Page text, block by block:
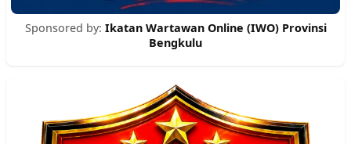
Sponsored by: Ikatan Wartawan Online (IWO) Provinsi
Bengkulu